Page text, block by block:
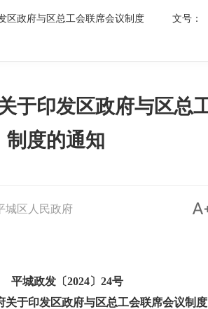
区政府与区总工会联席会议制度
文号：
于印发区政府与区总
制度的通知
城区人民政府
平城政发〔2024〕24号
关于印发区政府与区总工会联席会议制